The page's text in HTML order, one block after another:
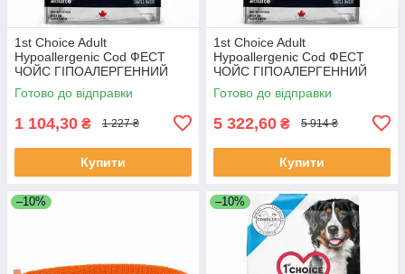
1st Choice Adult
Hypoallergenic Cod ФЕСТ
ЧОЙС ГІПОАЛЕРГЕННИЙ
ТРЕСКА сухий дієтичний
беззерновий корм для собак,
Готово до відправки
1 104,30 ₴ 1 227 ₴
Купити
1st Choice Adult
Hypoallergenic Cod ФЕСТ
ЧОЙС ГІПОАЛЕРГЕННИЙ
ТРЕСКА сухий дієтичний
беззерновий корм для собак,
Готово до відправки
5 322,60 ₴ 5 914 ₴
Купити
–10% –10%